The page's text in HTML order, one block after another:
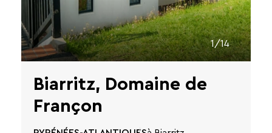
1/14
Biarritz, Domaine de
Françon
liens
désinscription
ou
en
écrivant
contact-
RGPD@vtf-